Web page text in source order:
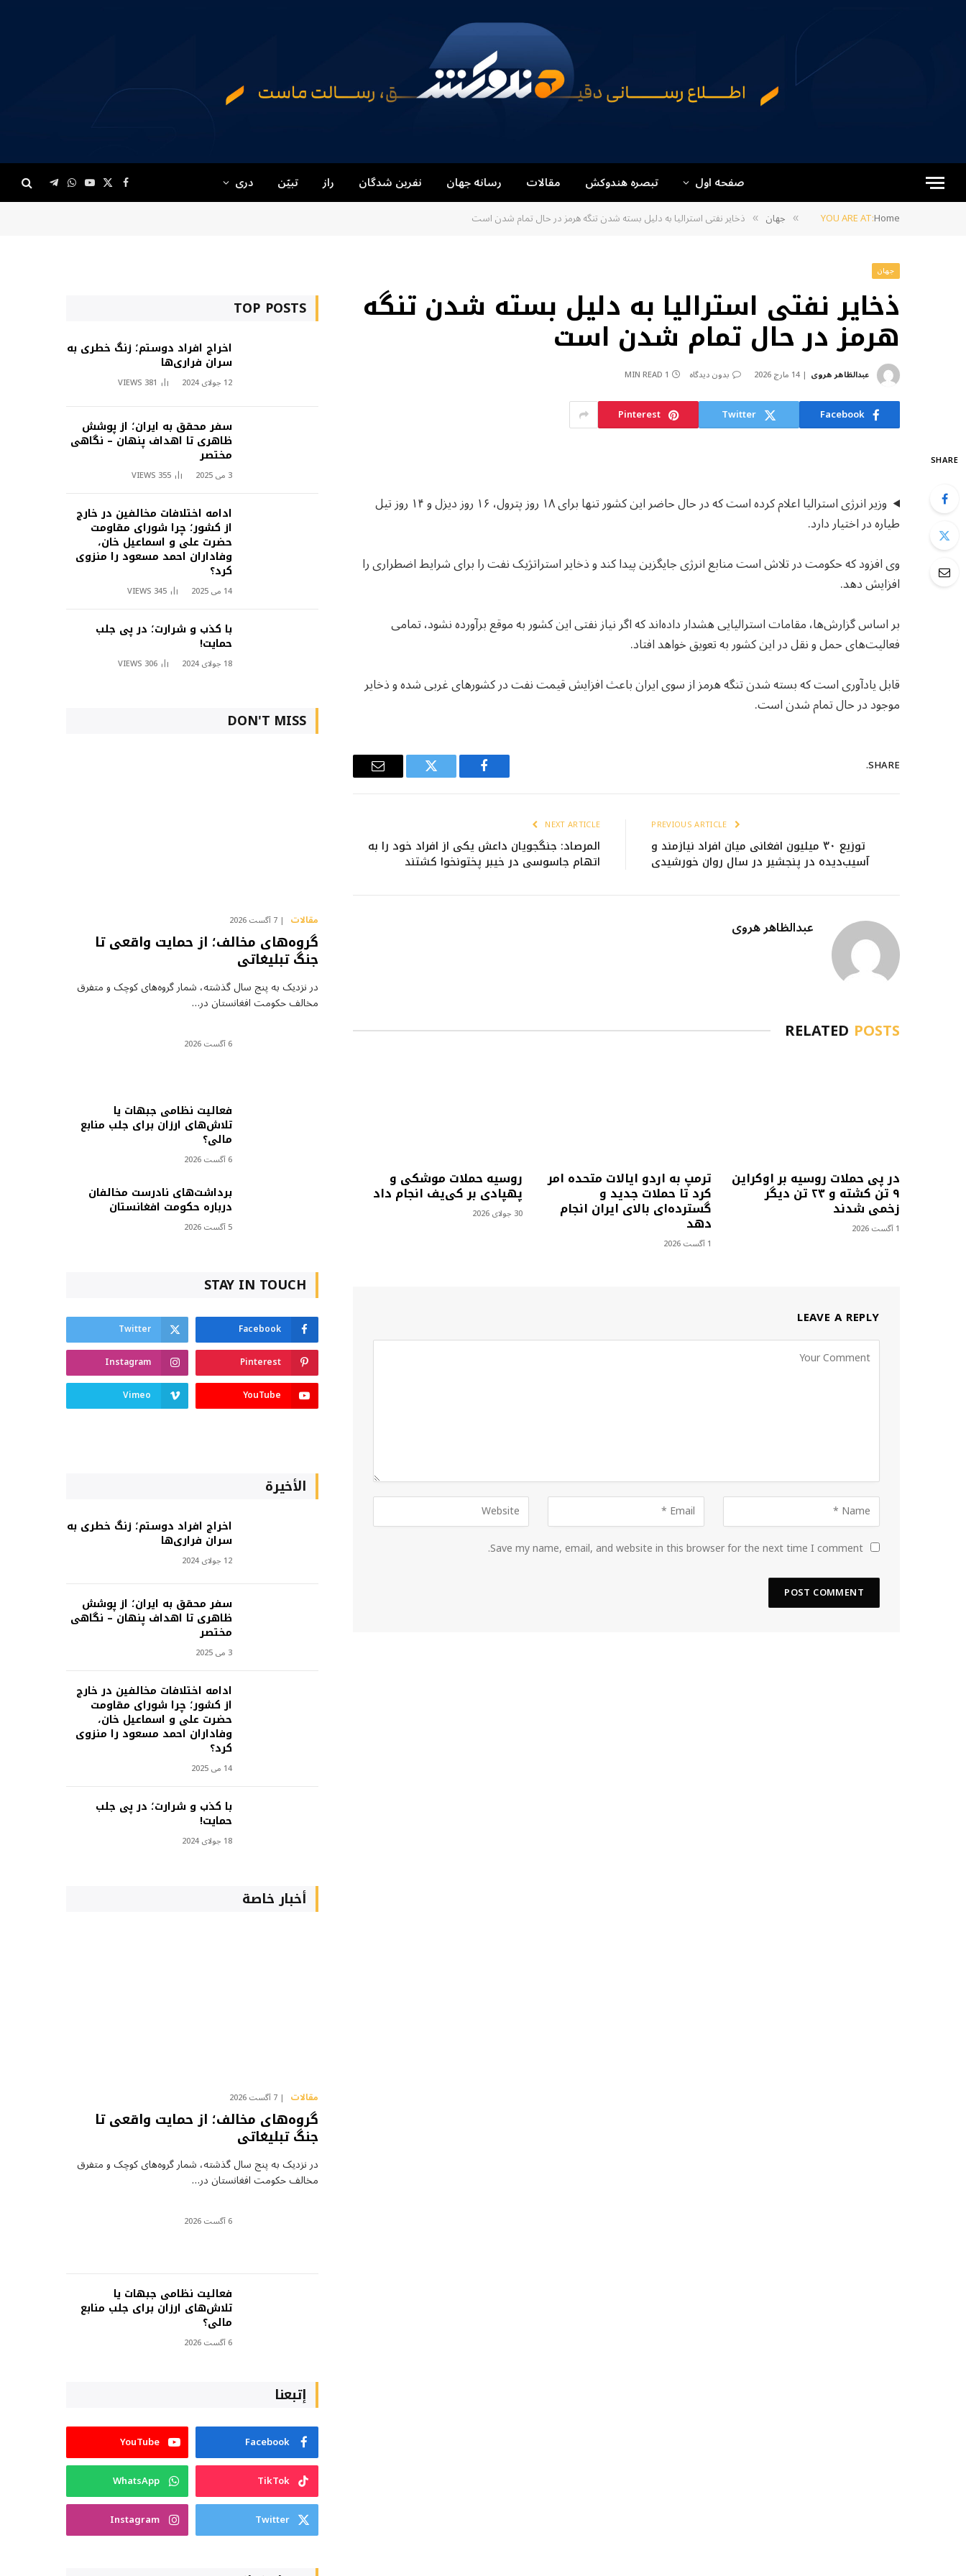
صفحه اول تبصره هندوکش مقالات رسانه جهان نفرین شدگان راز تبیّن دری Facebook
X
(Twitter)
YouTube
WhatsApp
Telegram
YOU ARE AT:Home
» جهان » ذخایر نفتی استرالیا به دلیل بسته شدن تنگه هرمز در حال تمام شدن است
جهان
ذخایر نفتی استرالیا به دلیل بسته شدن تنگه
هرمز در حال تمام شدن است
عبدالظاهر هروی 14 مارچ 2026 بدون دیدگاه 1 MIN READ
Facebook
Twitter
Pinterest
SHARE
وزیر انرژی استرالیا اعلام کرده است که در حال حاضر این کشور تنها برای ۱۸ روز پترول، ۱۶ روز دیزل و ۱۴ روز تیل
طیاره در اختیار دارد.
وی افزود که حکومت در تلاش است منابع انرژی جایگزین پیدا کند و ذخایر استراتژیک نفت را برای شرایط اضطراری را
افزایش دهد.
بر اساس گزارش‌ها، مقامات استرالیایی هشدار داده‌اند که اگر نیاز‌ نفتی این کشور به موقع برآورده نشود، تمامی
فعالیت‌های حمل و نقل در این کشور به تعویق خواهد افتاد.
قابل یادآوری است که بسته شدن تنگه هرمز از سوی ایران باعث افزایش قیمت نفت در کشورهای غربی شده و ذخایر
موجود در حال تمام شدن است.
SHARE.
Facebook
Twitter
Email
توزیع ۳۰ میلیون افغانی میان افراد نیازمند و
آسیب‌دیده در پنجشیر در سال روان خورشیدی
NEXT ARTICLE
المرصاد: جنگجویان داعش یکی از افراد خود را به
اتهام جاسوسی در خیبر پختونخوا کشتند
عبدالظاهر هروی
RELATED POSTS
در پی حملات روسیه بر اوکراین
۹ تن کشته و ۲۳ تن دیگر
زخمی شدند
1 آگست 2026
ترمپ به اردو ایالات متحده امر
کرد تا حملات جدید و
گسترده‌ای بالای ایران انجام
دهد
1 آگست 2026
روسیه حملات موشکی و
پهپادی بر کی‌یف انجام داد
30 جولای 2026
LEAVE A REPLY
Save my name, email, and website in this browser for the next time I comment.
TOP POSTS
اخراج افراد دوستم؛ زنگ خطری به
سران فراری‌ها
12 جولای 2024 381
VIEWS
سفر محقق به ایران؛ از پوشش
ظاهری تا اهداف پنهان – نگاهی
مختصر
3 می 2025 355
VIEWS
ادامه اختلافات مخالفین در خارج
از کشور؛ چرا شورای مقاومت
حضرت علی و اسماعیل خان،
وفاداران احمد مسعود را منزوی
کرد؟
14 می 2025 345
VIEWS
با کذب و شرارت؛ در پی جلب
حمایت!
18 جولای 2024 306
VIEWS
DON'T MISS
مقالات 7 آگست 2026
گروه‌های مخالف؛ از حمایت واقعی تا
جنگ تبلیغاتی
در نزدیک به پنج سال گذشته، شمار گروه‌های کوچک و متفرق
مخالف حکومت افغانستان در…
6 آگست 2026
فعالیت نظامی جبهات یا
تلاش‌های ارزان برای جلب منابع
مالی؟
6 آگست 2026
برداشت‌های نادرست مخالفان
درباره حکومت افغانستان
5 آگست 2026
STAY IN TOUCH
Facebook
Twitter
Pinterest
Instagram
YouTube
Vimeo
الأخيرة
اخراج افراد دوستم؛ زنگ خطری به
سران فراری‌ها
12 جولای 2024
سفر محقق به ایران؛ از پوشش
ظاهری تا اهداف پنهان – نگاهی
مختصر
3 می 2025
ادامه اختلافات مخالفین در خارج
از کشور؛ چرا شورای مقاومت
حضرت علی و اسماعیل خان،
وفاداران احمد مسعود را منزوی
کرد؟
14 می 2025
با کذب و شرارت؛ در پی جلب
حمایت!
18 جولای 2024
أخبار خاصة
مقالات 7 آگست 2026
گروه‌های مخالف؛ از حمایت واقعی تا
جنگ تبلیغاتی
در نزدیک به پنج سال گذشته، شمار گروه‌های کوچک و متفرق
مخالف حکومت افغانستان در…
6 آگست 2026
فعالیت نظامی جبهات یا
تلاش‌های ارزان برای جلب منابع
مالی؟
6 آگست 2026
إتبعنا
Facebook
YouTube
TikTok
WhatsApp
Twitter
Instagram